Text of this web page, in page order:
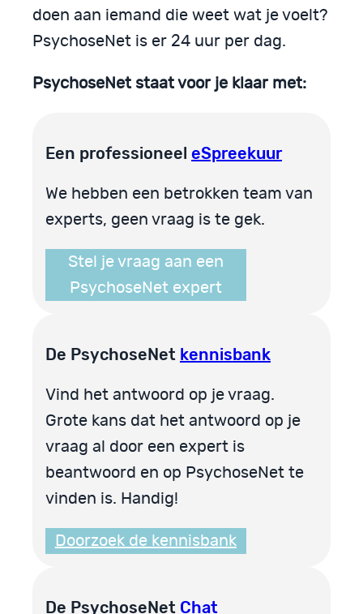
doen aan iemand die weet wat je voelt?
PsychoseNet is er 24 uur per dag.
PsychoseNet staat voor je klaar met:
Een professioneel eSpreekuur
We hebben een betrokken team van
experts, geen vraag is te gek.
Stel je vraag aan een
PsychoseNet expert
De PsychoseNet kennisbank
Vind het antwoord op je vraag.
Grote kans dat het antwoord op je
vraag al door een expert is
beantwoord en op PsychoseNet te
vinden is. Handig!
Doorzoek de kennisbank
De PsychoseNet Chat